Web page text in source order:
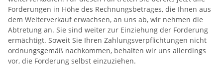
Forderungen in Höhe des Rechnungsbetrages, die Ihnen aus
dem Weiterverkauf erwachsen, an uns ab, wir nehmen die
Abtretung an. Sie sind weiter zur Einziehung der Forderung
ermächtigt. Soweit Sie Ihren Zahlungsverpflichtungen nicht
ordnungsgemäß nachkommen, behalten wir uns allerdings
vor, die Forderung selbst einzuziehen.